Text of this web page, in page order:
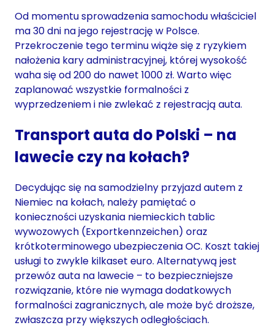
Od momentu sprowadzenia samochodu właściciel
ma 30 dni na jego rejestrację w Polsce.
Przekroczenie tego terminu wiąże się z ryzykiem
nałożenia kary administracyjnej, której wysokość
waha się od 200 do nawet 1000 zł. Warto więc
zaplanować wszystkie formalności z
wyprzedzeniem i nie zwlekać z rejestracją auta.
Transport auta do Polski – na
lawecie czy na kołach?
Decydując się na samodzielny przyjazd autem z
Niemiec na kołach, należy pamiętać o
konieczności uzyskania niemieckich tablic
wywozowych (Exportkennzeichen) oraz
krótkoterminowego ubezpieczenia OC. Koszt takiej
usługi to zwykle kilkaset euro. Alternatywą jest
przewóz auta na lawecie – to bezpieczniejsze
rozwiązanie, które nie wymaga dodatkowych
formalności zagranicznych, ale może być droższe,
zwłaszcza przy większych odległościach.